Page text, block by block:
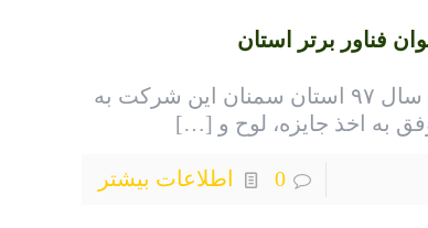
فناور برتر استان
در تقدیر از فناوران در هفته پژوهش سال ۹۷ استان سمنان این شرکت به
به اخذ جایزه، لوح و […]
0 اطلاعات بیشتر